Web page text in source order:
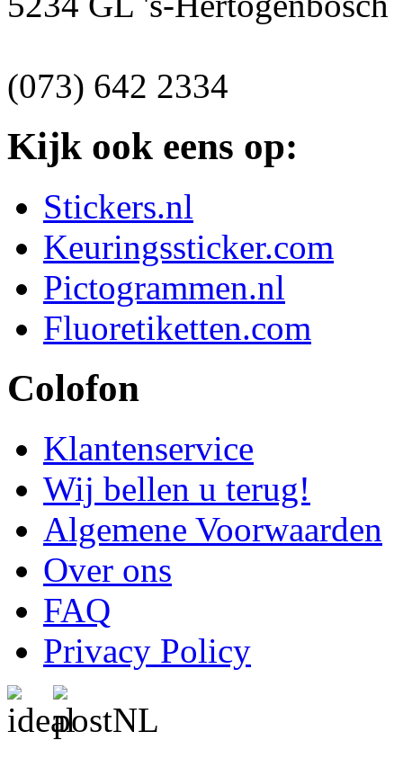
(073) 642 2334
Kijk ook eens op:
Stickers.nl
Keuringssticker.com
Pictogrammen.nl
Fluoretiketten.com
Colofon
Klantenservice
Wij bellen u terug!
Algemene Voorwaarden
Over ons
FAQ
Privacy Policy